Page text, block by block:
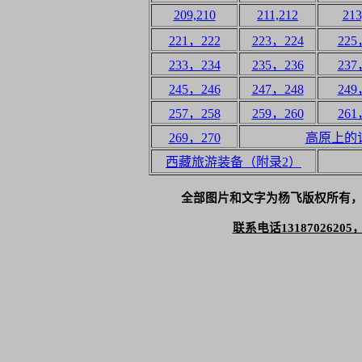
209,210
211,212
221，222
223，224
225
233，234
235，236
237
245，246
247，248
249
257，258
259，260
261
269，270
高原上的
西藏旅游装备（附录2）
全部图片和文字为杨飞版权所有
联系电话13187026205